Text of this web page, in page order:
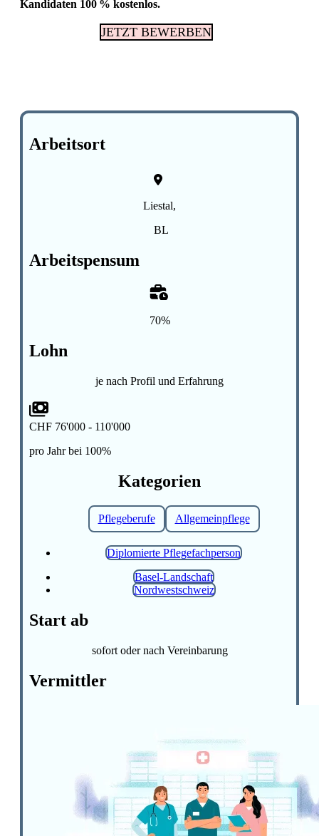
Kandidaten 100 % kostenlos.
JETZT BEWERBEN
Arbeitsort
Liestal,
BL
Arbeitspensum
70%
Lohn
je nach Profil und Erfahrung
CHF 76'000 - 110'000
pro Jahr bei 100%
Kategorien
Pflegeberufe Allgemeinpflege
Diplomierte Pflegefachperson
Basel-Landschaft
Nordwestschweiz
Start ab
sofort oder nach Vereinbarung
Vermittler